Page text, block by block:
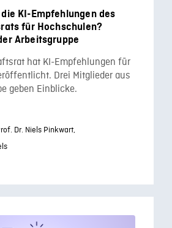
KI-Empfehlungen des
für Hochschulen?
Arbeitsgruppe
hat KI-Empfehlungen für
Drei Mitglieder aus
geben Einblicke.
Dr. Niels Pinkwart,